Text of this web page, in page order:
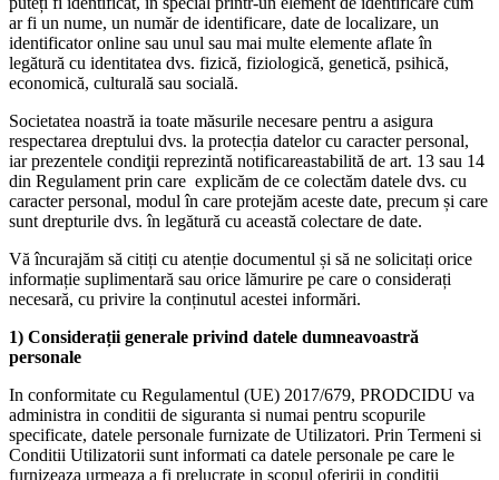
ar fi un nume, un număr de identificare, date de localizare, un
identificator online sau unul sau mai multe elemente aflate în
legătură cu identitatea dvs. fizică, fiziologică, genetică, psihică,
economică, culturală sau socială.
Societatea noastră ia toate măsurile necesare pentru a asigura
respectarea dreptului dvs. la protecția datelor cu caracter personal,
iar prezentele condiţii reprezintă notificareastabilită de art. 13 sau 14
din Regulament prin care explicăm de ce colectăm datele dvs. cu
caracter personal, modul în care protejăm aceste date, precum și care
sunt drepturile dvs. în legătură cu această colectare de date.
Vă încurajăm să citiți cu atenție documentul și să ne solicitați orice
informație suplimentară sau orice lămurire pe care o considerați
necesară, cu privire la conținutul acestei informări.
1) Considerații generale privind datele dumneavoastră
personale
In conformitate cu Regulamentul (UE) 2017/679, PRODCIDU va
administra in conditii de siguranta si numai pentru scopurile
specificate, datele personale furnizate de Utilizatori. Prin Termeni si
Conditii Utilizatorii sunt informati ca datele personale pe care le
furnizeaza urmeaza a fi prelucrate in scopul oferirii in conditii